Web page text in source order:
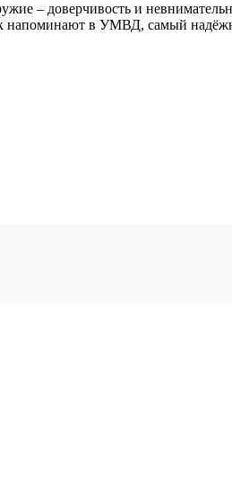
– доверчивость и
в УМВД, самый